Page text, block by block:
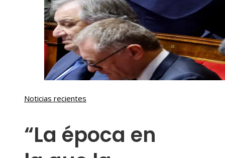
Noticias recientes
“La época en